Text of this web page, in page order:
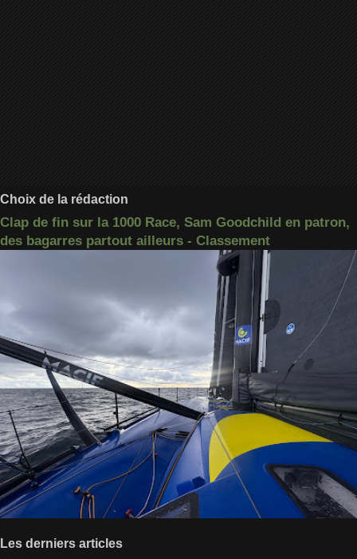
Choix de la rédaction
Clap de fin sur la 1000 Race, Sam Goodchild en patron,
des bagarres partout ailleurs - Classement
Les derniers articles